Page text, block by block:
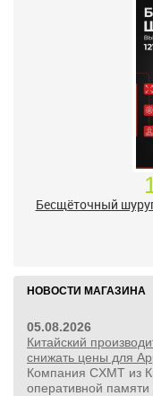
Бесщёточный
НОВОСТИ МАГАЗИНА
05.08.2026
Китайский
снижать цены для
Компания CXMT из
оперативной памяти